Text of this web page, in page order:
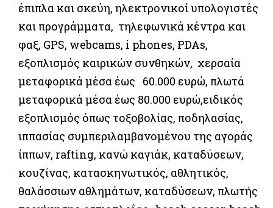
έπιπλα και σκεύη, ηλεκτρονικοί υπολογιστές
και προγράμματα, τηλεφωνικά κέντρα και
φαξ, GPS, webcams, i phones, PDAs,
εξοπλισμός καιρικών συνθηκών, χερσαία
μεταφορικά μέσα έως 60.000 ευρώ, πλωτά
μεταφορικά μέσα έως 80.000 ευρώ,ειδικός
εξοπλισμός όπως τοξοβολίας, ποδηλασίας,
ιππασίας συμπεριλαμβανομένου της αγοράς
ίππων, rafting, κανώ καγιάκ, καταδύσεων,
κουζίνας, κατασκηνωτικός, αθλητικός,
θαλάσσιων αθλημάτων, καταδύσεων, πλωτής